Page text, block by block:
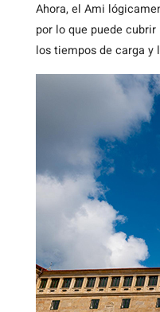
Ahora, el Ami
por lo que puede
los tiempos de carga